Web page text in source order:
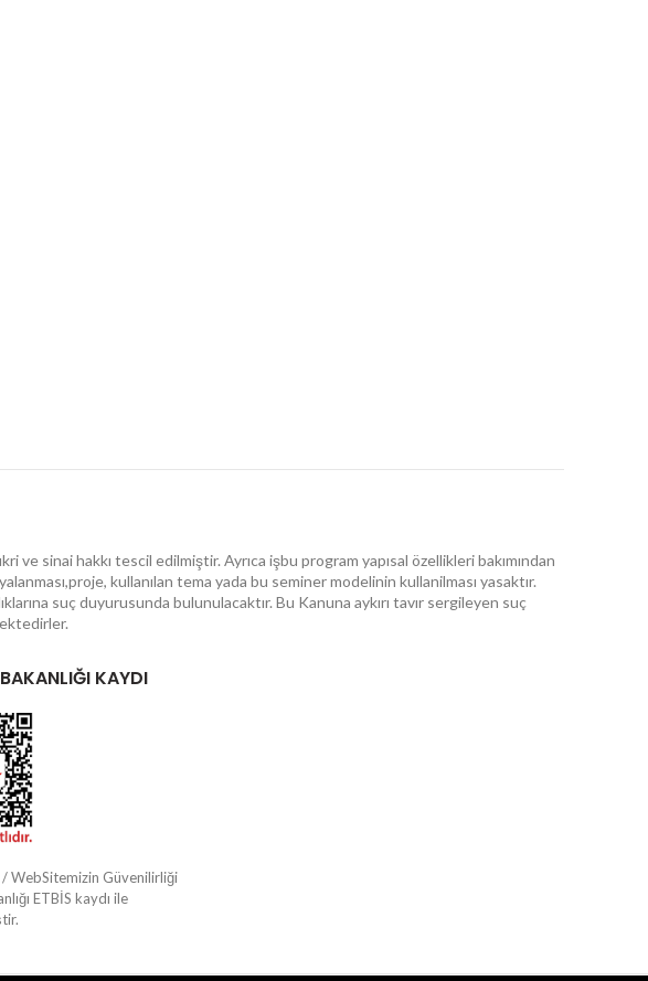
ve sinai hakkı tescil edilmiştir. Ayrıca işbu program yapısal özellikleri bakımından
kullanılan tema yada bu seminer modelinin kullanilması yasaktır.
suç duyurusunda bulunulacaktır. Bu Kanuna aykırı tavır sergileyen suç
KAYDI
WebSitemizin Güvenilirliği
ETBİS kaydı ile